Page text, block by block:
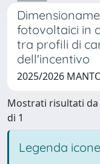
fotovoltaici in
tra profili di
dell'incentivo
2025/2026
Mostrati risultati da
di 1
Legenda icone